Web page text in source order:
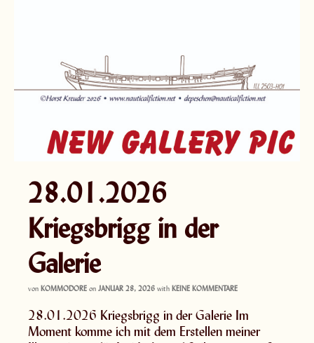
28.01.2026
Kriegsbrigg in der
Galerie
von KOMMODORE on JANUAR 28, 2026 with KEINE KOMMENTARE
28.01.2026 Kriegsbrigg in der Galerie Im
Moment komme ich mit dem Erstellen meiner